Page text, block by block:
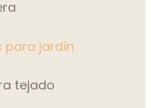
para jardín
tejado